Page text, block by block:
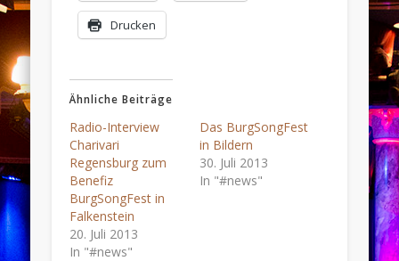
Drucken
Ähnliche Beiträge
Radio-Interview
Charivari
Regensburg zum
Benefiz
BurgSongFest in
Falkenstein
20. Juli 2013
In "#news"
Das BurgSongFest
in Bildern
30. Juli 2013
In "#news"